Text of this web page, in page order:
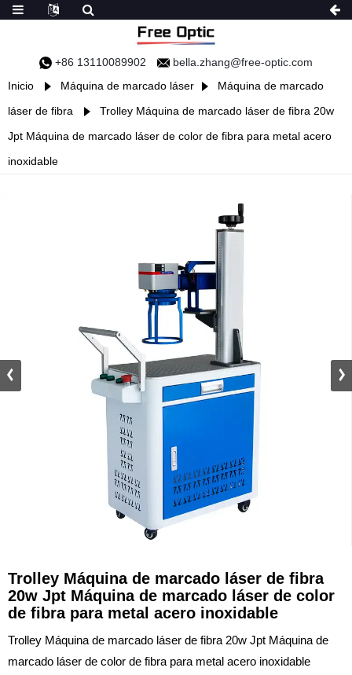
+86 13110089902
bella.zhang@free-optic.com
Inicio
Máquina de marcado láser
Máquina de marcado
láser de fibra
Trolley Máquina de marcado láser de fibra 20w
Jpt Máquina de marcado láser de color de fibra para metal acero
inoxidable
Trolley Máquina de marcado láser de fibra
20w Jpt Máquina de marcado láser de color
de fibra para metal acero inoxidable
Trolley Máquina de marcado láser de fibra 20w Jpt Máquina de
marcado láser de color de fibra para metal acero inoxidable